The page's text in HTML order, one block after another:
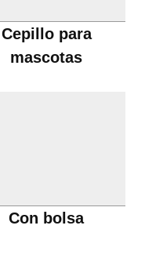
Cepillo para
mascotas
Con bolsa